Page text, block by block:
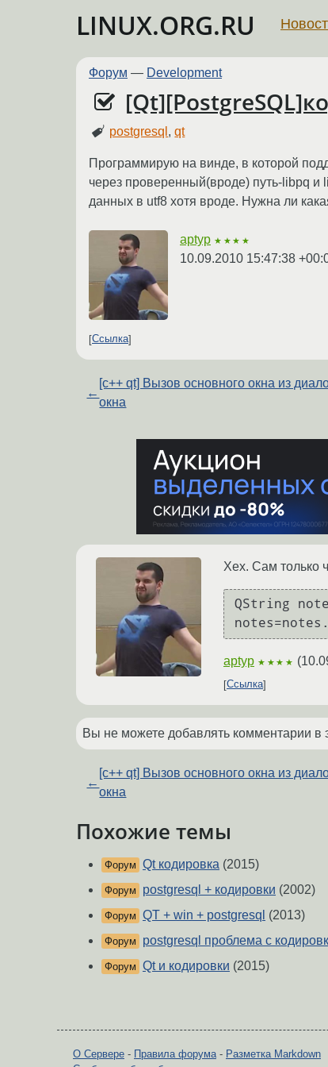
LINUX.ORG.RU
Форум — Development
postgresql ,qt
Программирую на винде, в которой
через проверенный(вроде) путь-libpq и
данных в utf8 хотя вроде. Нужна ли
aptyp ★★★★
10.09.2010 15:47:38
Ссылка
←
[c++ qt] Вызов основного окна из
окна
Хех. Сам только
QString
notes=notes.
aptyp ★★★★ (
Ссылка
Вы не можете добавлять комментарии в
←
[c++ qt] Вызов основного окна из
окна
Похожие темы
Форум Qt кодировка (2015)
Форум postgresql + кодировки (2002)
Форум QT + win + postgresql (2013)
Форум postgresql проблема с
Форум Qt и кодировки (2015)
О Сервере - Правила форума- Разметка Markdown